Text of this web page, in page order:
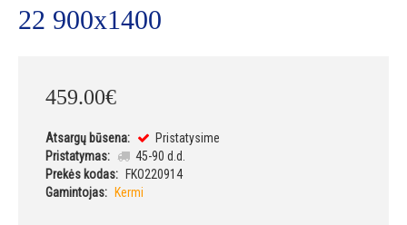
22 900x1400
459.00€
Atsargų būsena:
Pristatysime
Pristatymas:
45-90 d.d.
Prekės kodas:
FKO220914
Gamintojas:
Kermi